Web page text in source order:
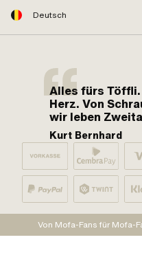
Deutsch
Alles fürs Töffli.
Herz. Von
wir leben
Kurt Bernhard
Von Mofa-Fans für Mofa-